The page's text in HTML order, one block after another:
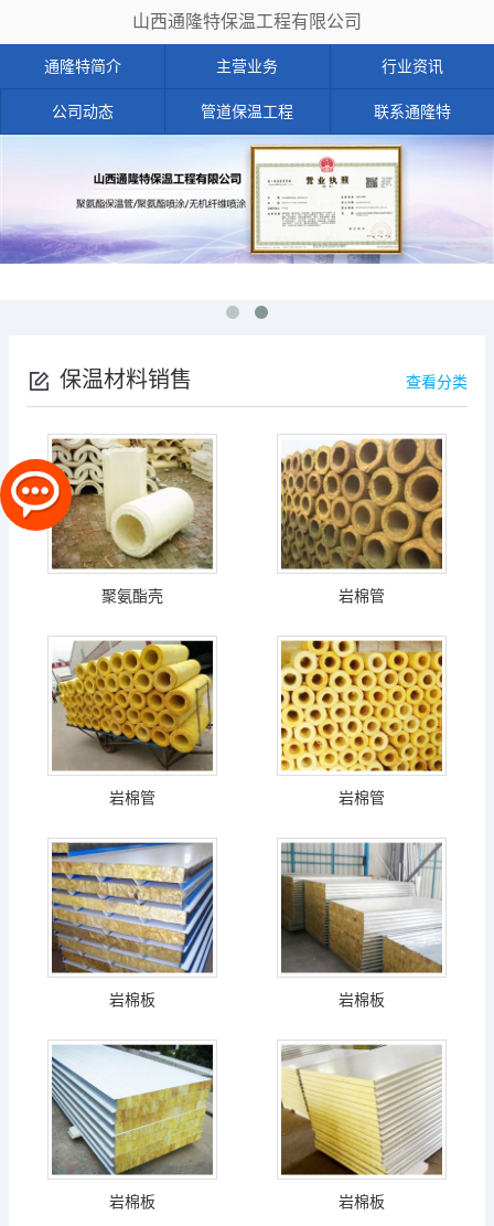
山西通隆特保温工程有限公司
通隆特简介 主营业务 行业资讯
公司动态 管道保温工程 联系通隆特
保温材料销售 查看分类
聚氨酯壳 岩棉管
岩棉管 岩棉管
岩棉板 岩棉板
岩棉板 岩棉板